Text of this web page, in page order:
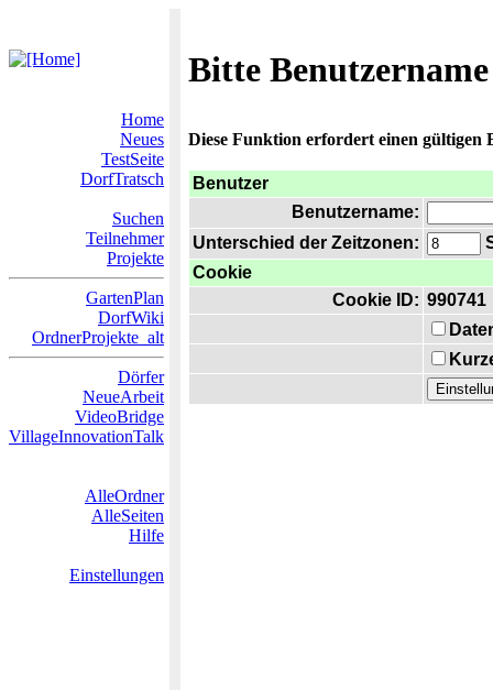
Bitte
Home
Neues
TestSeite
DorfTratsch
Suchen
Teilnehmer
Projekte
GartenPlan
DorfWiki
OrdnerProjekte_alt
Dörfer
NeueArbeit
VideoBridge
VillageInnovationTalk
AlleOrdner
AlleSeiten
Hilfe
Einstellungen
Diese Funktion erfordert einen gültigen
Benutzer
Benutzername:
Unterschied der Zeitzonen:
Cookie
Cookie ID: 990741